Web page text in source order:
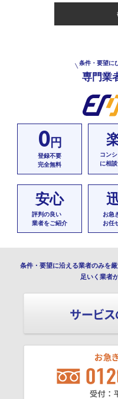
条件・要望に
専門業
0円
登録不要
完全無料
コン
に相
安心
評判の良い
業者をご紹介
お急
お任
条件・要望に沿える業者のみを
足いく業者